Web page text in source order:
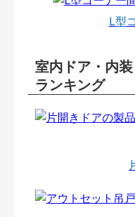
L型
室内ドア・内
ランキング